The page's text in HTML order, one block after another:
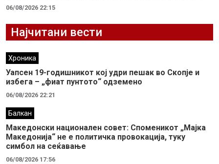
06/08/2026 22:15
Најчитани вести
Хроника
Уапсен 19-годишникот кој удри пешак во Скопје и
избега – „фиат пунтото“ одземено
06/08/2026 22:21
Балкан
Македонски национален совет: Споменикот „Мајка
Македонија“ не е политичка провокација, туку
симбол на сеќавање
06/08/2026 17:56